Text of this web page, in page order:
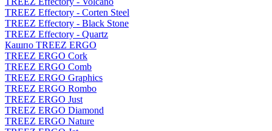
TREEZ Effectory - Corten Steel
TREEZ Effectory - Black Stone
TREEZ Effectory - Quartz
Кашпо TREEZ ERGO
TREEZ ERGO Cork
TREEZ ERGO Comb
TREEZ ERGO Graphics
TREEZ ERGO Rombo
TREEZ ERGO Just
TREEZ ERGO Diamond
TREEZ ERGO Nature